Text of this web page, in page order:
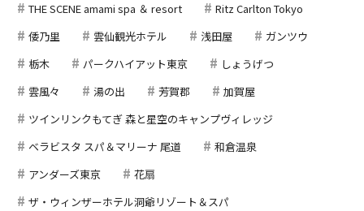
THE SCENE amami spa ＆ resort
Ritz Carlton Tokyo
倭乃里
雲仙観光ホテル 浅田屋
ガンツウ
栃木
パークハイアット東京
しょうげつ
雲風々
湯の出 芳賀郡
加賀屋
ツインリンクもてぎ 森と星空のキャンプヴィレッジ
ベラビスタ スパ＆マリーナ 尾道
和倉温泉
アンダーズ東京
花扇
ザ・ウィンザーホテル洞爺リゾート＆スパ